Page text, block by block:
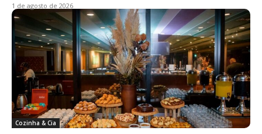
1 de agosto de 2026
Cozinha & Cia